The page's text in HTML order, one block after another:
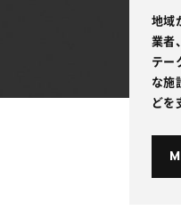
地域
業者
テー
な施
どを